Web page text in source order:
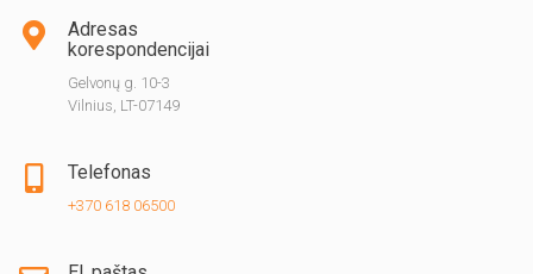
Adresas
korespondencijai
Gelvonų g. 10-3
Vilnius, LT-07149
Telefonas
+370 618 06500